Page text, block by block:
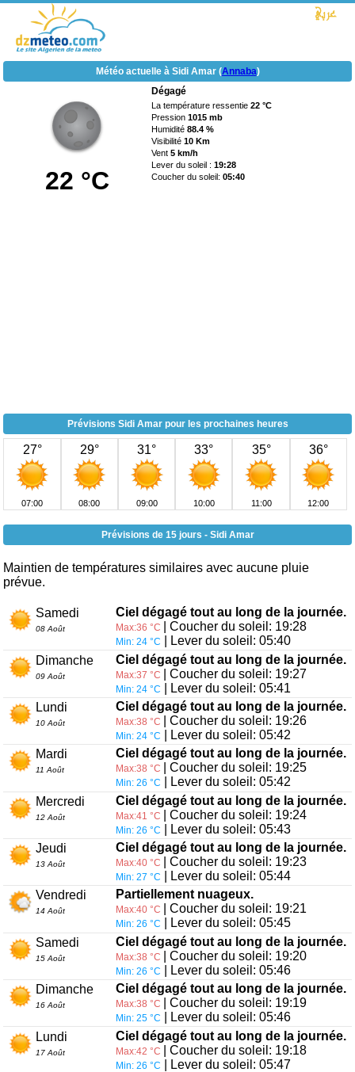
Météo actuelle à Sidi Amar (Annaba)
22 °C
Dégagé
La température ressentie22 °C
Pression1015 mb
Humidité88.4 %
Visibilité10 Km
Vent5 km/h
Lever du soleil :19:28
Coucher du soleil:05:40
Prévisions Sidi Amar pour les prochaines heures
27°
07:00
29°
08:00
31°
09:00
33°
10:00
35°
11:00
36°
12:00
Prévisions de 15 jours - Sidi Amar
Maintien de températures similaires avec aucune pluie
prévue.
Samedi
08 Août
Ciel dégagé tout au long de la journée.
Max:36 °C | Coucher du soleil: 19:28
Min: 24 °C
| Lever du soleil: 05:40
Dimanche
09 Août
Ciel dégagé tout au long de la journée.
Max:37 °C | Coucher du soleil: 19:27
Min: 24 °C
| Lever du soleil: 05:41
Lundi
10 Août
Ciel dégagé tout au long de la journée.
Max:38 °C | Coucher du soleil: 19:26
Min: 24 °C
| Lever du soleil: 05:42
Mardi
11 Août
Ciel dégagé tout au long de la journée.
Max:38 °C | Coucher du soleil: 19:25
Min: 26 °C
| Lever du soleil: 05:42
Mercredi
12 Août
Ciel dégagé tout au long de la journée.
Max:41 °C | Coucher du soleil: 19:24
Min: 26 °C
| Lever du soleil: 05:43
Jeudi
13 Août
Ciel dégagé tout au long de la journée.
Max:40 °C | Coucher du soleil: 19:23
Min: 27 °C
| Lever du soleil: 05:44
Vendredi
14 Août
Partiellement nuageux.
Max:40 °C | Coucher du soleil: 19:21
Min: 26 °C
| Lever du soleil: 05:45
Samedi
15 Août
Ciel dégagé tout au long de la journée.
Max:38 °C | Coucher du soleil: 19:20
Min: 26 °C
| Lever du soleil: 05:46
Dimanche
16 Août
Ciel dégagé tout au long de la journée.
Max:38 °C | Coucher du soleil: 19:19
Min: 25 °C
| Lever du soleil: 05:46
Lundi
17 Août
Ciel dégagé tout au long de la journée.
Max:42 °C | Coucher du soleil: 19:18
Min: 26 °C
| Lever du soleil: 05:47